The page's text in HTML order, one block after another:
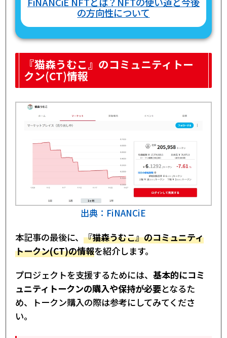
の方向性について
『猫森うむこ』のコミュニティトー
クン(CT)情報
出典：FiNANCiE
本記事の最後に、 『猫森うむこ』のコミュニティ
トークン(CT)の情報を紹介します。
プロジェクトを支援するためには、 基本的にコミ
ュニティトークンの購入や保持が必要となるた
め、トークン購入の際は参考にしてみてくださ
い。